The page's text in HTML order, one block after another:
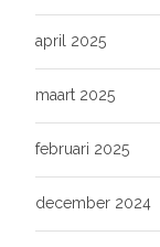
april 2025
maart 2025
februari 2025
december 2024